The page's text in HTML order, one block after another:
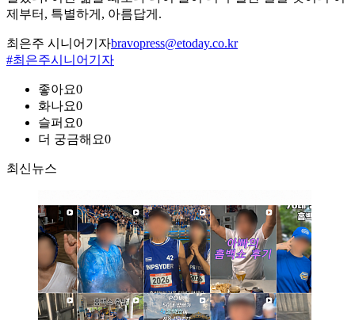
제부터, 특별하게, 아름답게.
최은주 시니어기자bravopress@etoday.co.kr
#최은주시니어기자
좋아요0
화나요0
슬퍼요0
더 궁금해요0
최신뉴스